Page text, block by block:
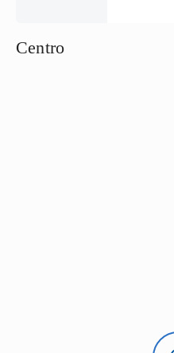
Centro